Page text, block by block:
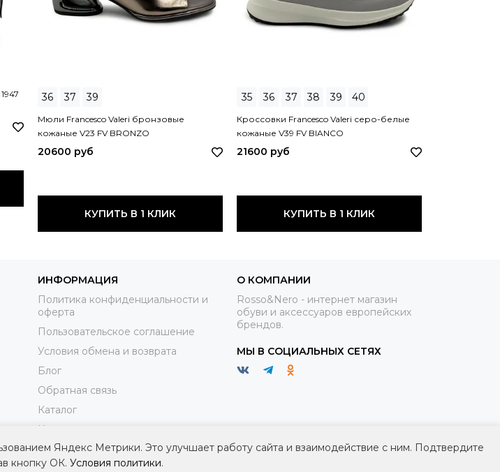
36 37 39
Мюли Francesco Valeri бронзовые
кожаные V23 FV BRONZO
20600 руб
КУПИТЬ В 1 КЛИК
35 36 37 38 39 40
Кроссовки Francesco Valeri серо-белые
кожаные V39 FV BIANCO
21600 руб
КУПИТЬ В 1 КЛИК
ИНФОРМАЦИЯ
Политика конфиденциальности и
оферта
Пользовательское соглашение
Условия обмена и возврата
Блог
Обратная связь
Каталог
Контакты
Доставка
Оплата
О КОМПАНИИ
Rosso&Nero - интернет магазин
обуви и аксессуаров европейских
брендов.
МЫ В СОЦИАЛЬНЫХ СЕТЯХ
Яндекс Метрики. Это улучшает работу сайта и взаимодействие с ним. Подтвердите
кнопку ОК. Условия политики.